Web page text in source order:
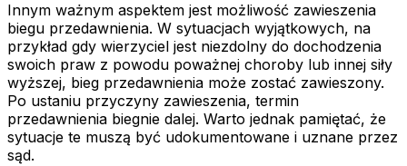
Innym ważnym aspektem jest możliwość zawieszenia
biegu przedawnienia. W sytuacjach wyjątkowych, na
przykład gdy wierzyciel jest niezdolny do dochodzenia
swoich praw z powodu poważnej choroby lub innej siły
wyższej, bieg przedawnienia może zostać zawieszony.
Po ustaniu przyczyny zawieszenia, termin
przedawnienia biegnie dalej. Warto jednak pamiętać, że
sytuacje te muszą być udokumentowane i uznane przez
sąd.